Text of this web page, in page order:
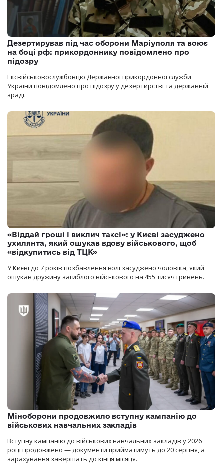
Дезертирував під час оборони Маріуполя та воює
на боці рф: прикордоннику повідомлено про
підозру
Ексвійськовослужбовцю Державної прикордонної служби
України повідомлено про підозру у дезертирстві та державній
зраді.
«Віддай гроші і виклич таксі»: у Києві засуджено
ухилянта, який ошукав вдову військового, щоб
«відкупитись від ТЦК»
У Києві до 7 років позбавлення волі засуджено чоловіка, який
ошукав дружину загиблого військового на 455 тисяч гривень.
Міноборони продовжило вступну кампанію до
військових навчальних закладів
Вступну кампанію до військових навчальних закладів у 2026
році продовжено — документи прийматимуть до 20 серпня, а
зарахування завершать до кінця місяця.